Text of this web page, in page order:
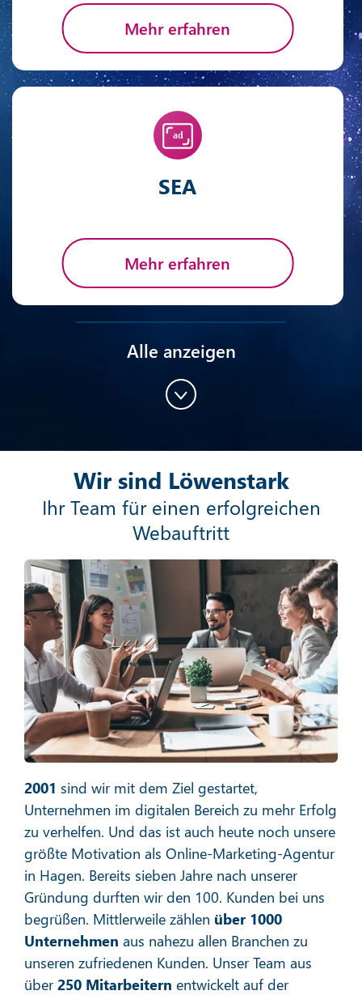
Mehr erfahren
SEA
Mehr erfahren
Mehr erfahren
Social Media Marketing
Mehr erfahren
E-Mail-Marketing
Mehr erfahren
Alle anzeigen
Wir sind Löwenstark
Ihr Team für einen erfolgreichen
Webauftritt
2001 sind wir mit dem Ziel gestartet,
Unternehmen im digitalen Bereich zu mehr Erfolg
zu verhelfen. Und das ist auch heute noch unsere
größte Motivation als Online-Marketing-Agentur
in Hagen. Bereits sieben Jahre nach unserer
Gründung durften wir den 100. Kunden bei uns
begrüßen. Mittlerweile zählen über 1000
Unternehmen aus nahezu allen Branchen zu
unseren zufriedenen Kunden. Unser Team aus
über250 Mitarbeitern entwickelt auf der